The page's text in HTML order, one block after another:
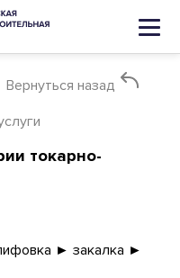
Вернуться назад
токарно-
► закалка ►